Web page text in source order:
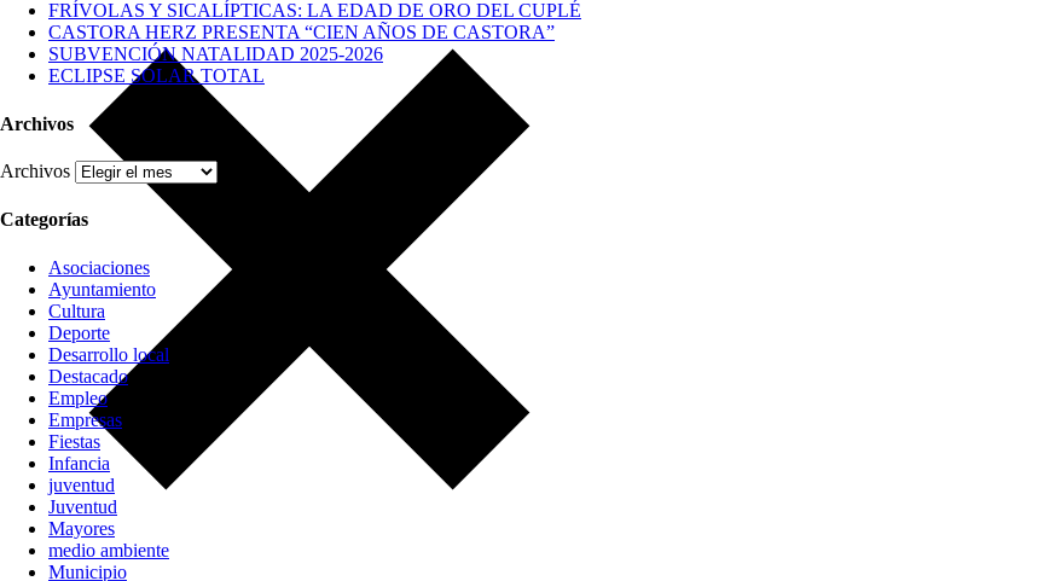
FRÍVOLAS Y SICALÍPTICAS: LA EDAD DE ORO DEL CUPLÉ
CASTORA HERZ PRESENTA “CIEN AÑOS DE CASTORA”
SUBVENCIÓN NATALIDAD 2025-2026
ECLIPSE SOLAR TOTAL
Archivos
Archivos
Categorías
Asociaciones
Ayuntamiento
Cultura
Deporte
Desarrollo local
Destacado
Empleo
Empresas
Fiestas
Infancia
juventud
Juventud
Mayores
medio ambiente
Municipio